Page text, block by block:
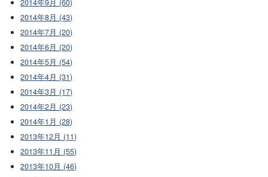
2014年9月 (60)
2014年8月 (43)
2014年7月 (20)
2014年6月 (20)
2014年5月 (54)
2014年4月 (31)
2014年3月 (17)
2014年2月 (23)
2014年1月 (28)
2013年12月 (11)
2013年11月 (55)
2013年10月 (46)